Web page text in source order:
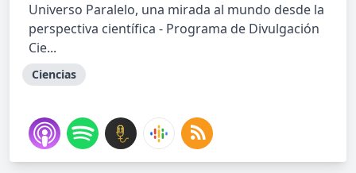
Universo Paralelo, una mirada al mundo desde la
perspectiva científica - Programa de Divulgación
Cie...
Ciencias